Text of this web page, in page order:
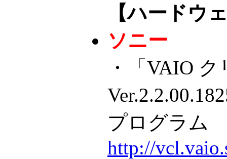
【ハードウ
ソニー
・「VAIO
プログラム
http://